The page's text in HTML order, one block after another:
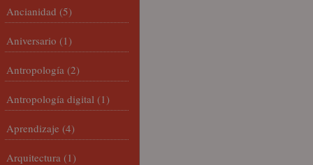
Ancianidad (5)
Aniversario (1)
Antropología (2)
Antropología digital (1)
Aprendizaje (4)
Arquitectura (1)